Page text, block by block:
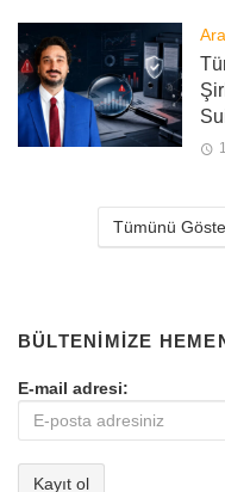
Tümünü
BÜLTENIMIZE
E-mail adresi: